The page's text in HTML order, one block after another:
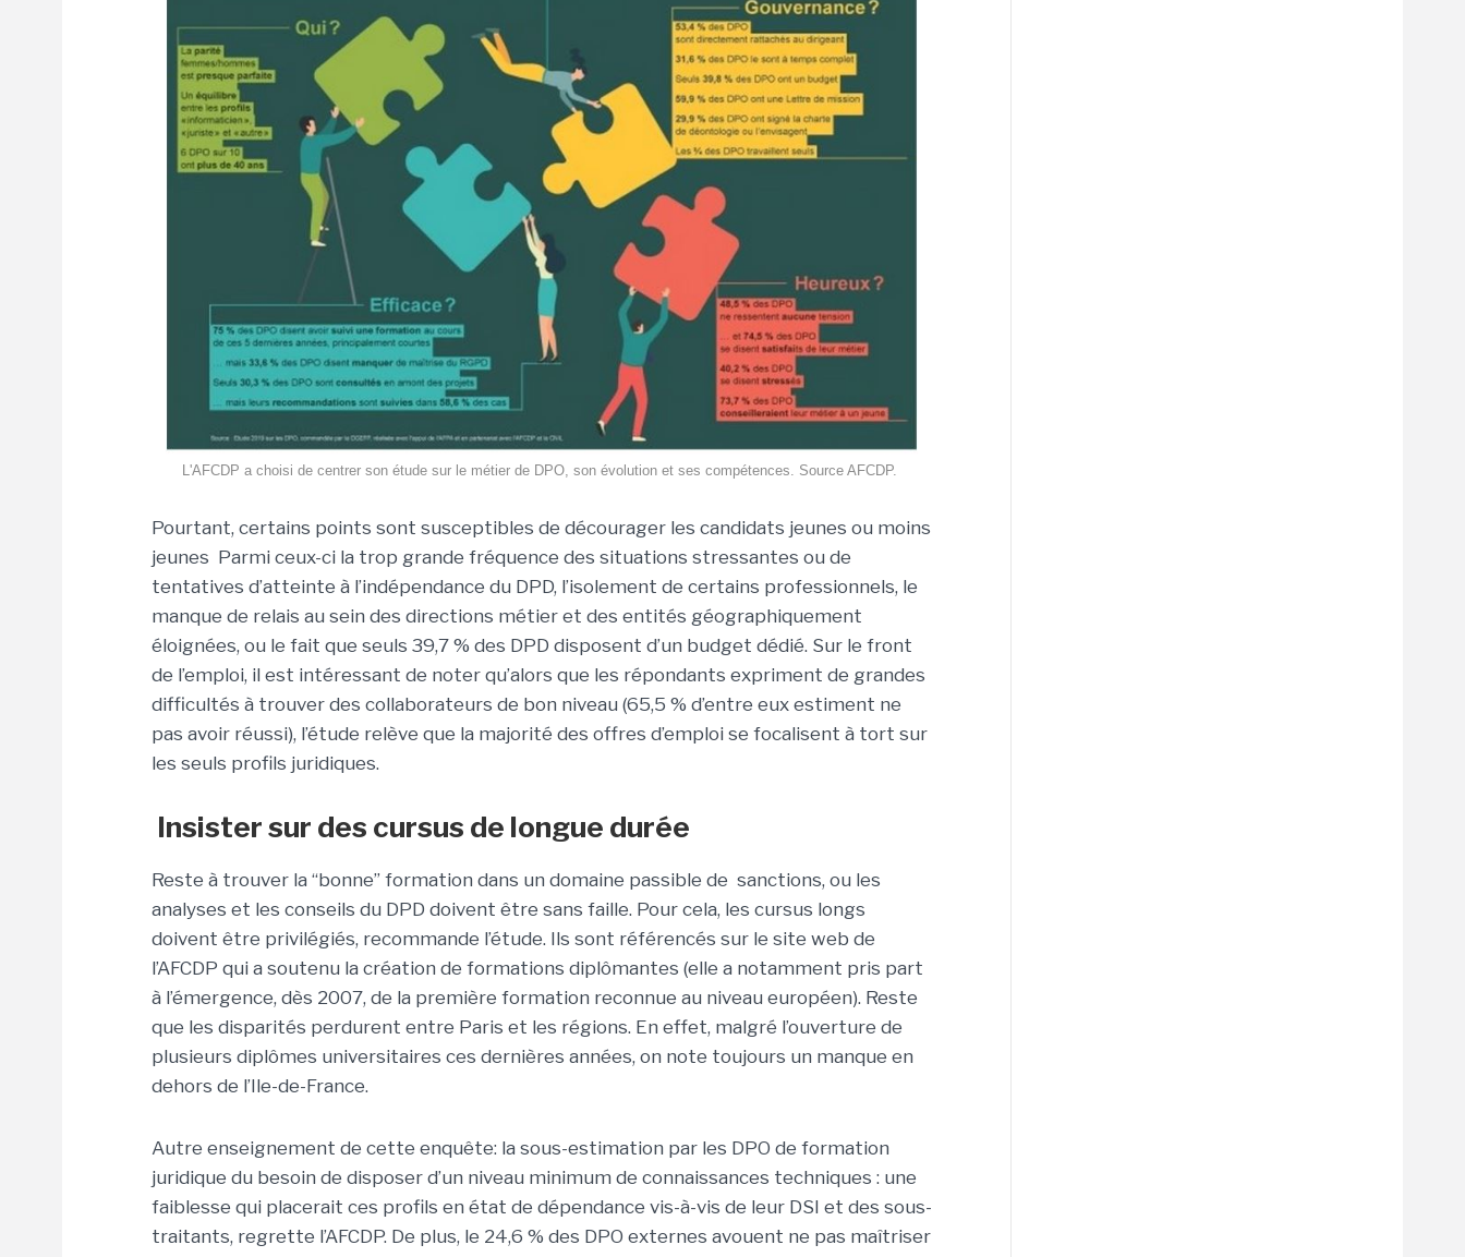
L'AFCDP a choisi de centrer son étude sur le métier de DPO, son évolution et ses compétences. Source AFCDP.
Pourtant, certains points sont susceptibles de décourager les candidats jeunes ou moins
jeunes Parmi ceux-ci la trop grande fréquence des situations stressantes ou de
tentatives d’atteinte à l’indépendance du DPD, l’isolement de certains professionnels, le
manque de relais au sein des directions métier et des entités géographiquement
éloignées, ou le fait que seuls 39,7 % des DPD disposent d’un budget dédié. Sur le front
de l’emploi, il est intéressant de noter qu’alors que les répondants expriment de grandes
difficultés à trouver des collaborateurs de bon niveau (65,5 % d’entre eux estiment ne
pas avoir réussi), l’étude relève que la majorité des offres d’emploi se focalisent à tort sur
les seuls profils juridiques.
Insister sur des cursus de longue durée
Reste à trouver la “bonne” formation dans un domaine passible de sanctions, ou les
analyses et les conseils du DPD doivent être sans faille. Pour cela, les cursus longs
doivent être privilégiés, recommande l’étude. Ils sont référencés sur le site web de
l’AFCDP qui a soutenu la création de formations diplômantes (elle a notamment pris part
à l’émergence, dès 2007, de la première formation reconnue au niveau européen). Reste
que les disparités perdurent entre Paris et les régions. En effet, malgré l’ouverture de
plusieurs diplômes universitaires ces dernières années, on note toujours un manque en
dehors de l’Ile-de-France.
Autre enseignement de cette enquête: la sous-estimation par les DPO de formation
juridique du besoin de disposer d’un niveau minimum de connaissances techniques : une
faiblesse qui placerait ces profils en état de dépendance vis-à-vis de leur DSI et des sous-
traitants, regrette l’AFCDP. De plus, le 24,6 % des DPO externes avouent ne pas maîtriser